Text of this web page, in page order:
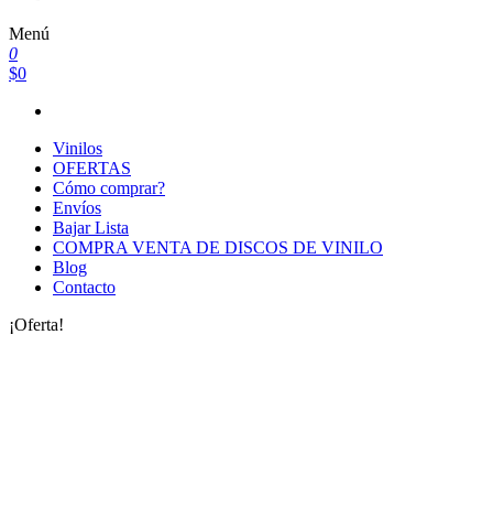
Menú
0
$0
Vinilos
OFERTAS
Cómo comprar?
Envíos
Bajar Lista
COMPRA VENTA DE DISCOS DE VINILO
Blog
Contacto
¡Oferta!